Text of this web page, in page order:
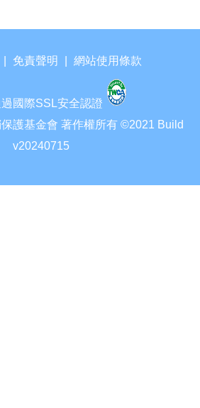
免責聲明 網站使用條款
國際SSL安全認證
護基金會 著作權所有 ©2021 Build
v20240715